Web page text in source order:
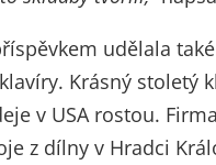
udělala
Krásný stoletý
v USA rostou.
z dílny v Hradci